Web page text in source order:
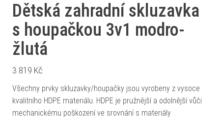
Dětská zahradní skluzavka
s houpačkou 3v1 modro-
žlutá
3 819 Kč
Všechny prvky skluzavky/houpačky jsou vyrobeny z vysoce
kvalitního HDPE materiálu. HDPE je pružnější a odolnější vůči
mechanickému poškození ve srovnání s materiály